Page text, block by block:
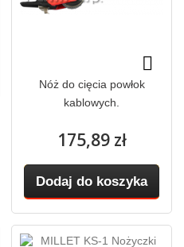
Nóż do cięcia powłok
kablowych.
175,89 zł
Dodaj do koszyka